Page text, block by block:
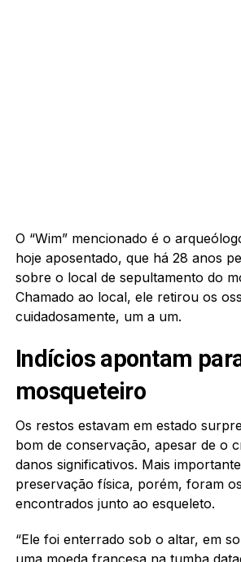
O “Wim” mencionado é o
hoje aposentado, que há 28 anos
sobre o local de sepultamento do
Chamado ao local, ele retirou os
cuidadosamente, um a um.
Indícios apontam
mosqueteiro
Os restos estavam em estado
bom de conservação, apesar de o
danos significativos. Mais
preservação física, porém, foram
encontrados junto ao esqueleto.
“Ele foi enterrado sob o altar, em
uma moeda francesa na tumba